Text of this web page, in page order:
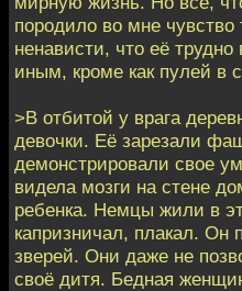
породило во мне чувство
ненависти, что её
иным, кроме как пулей в
>В отбитой у врага
девочки. Её зарезали
демонстрировали свое
видела мозги на стене
ребенка. Немцы жили в
капризничал, плакал. Он
зверей. Они даже не
своё дитя. Бедная